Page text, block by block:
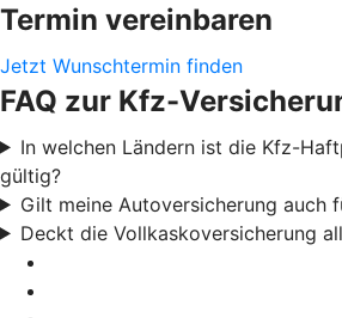
Termin vereinbaren
Jetzt Wunschtermin finden
FAQ zur Kfz-
In welchen Ländern ist die Kfz-
gültig?
Gilt meine Autoversicherung auch
Deckt die Vollkaskoversicherung